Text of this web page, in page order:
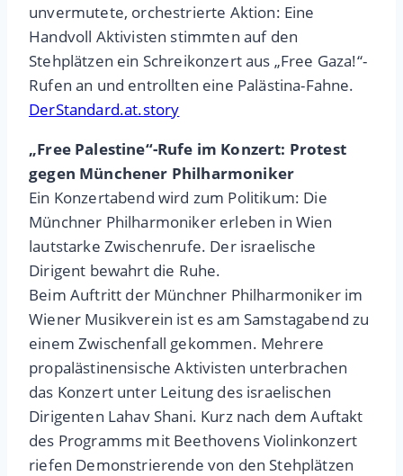
unvermutete, orchestrierte Aktion: Eine
Handvoll Aktivisten stimmten auf den
Stehplätzen ein Schreikonzert aus „Free Gaza!“-
Rufen an und entrollten eine Palästina-Fahne.
DerStandard.at.story
„Free Palestine“-Rufe im Konzert: Protest
gegen Münchener Philharmoniker
Ein Konzertabend wird zum Politikum: Die
Münchner Philharmoniker erleben in Wien
lautstarke Zwischenrufe. Der israelische
Dirigent bewahrt die Ruhe.
Beim Auftritt der Münchner Philharmoniker im
Wiener Musikverein ist es am Samstagabend zu
einem Zwischenfall gekommen. Mehrere
propalästinensische Aktivisten unterbrachen
das Konzert unter Leitung des israelischen
Dirigenten Lahav Shani. Kurz nach dem Auftakt
des Programms mit Beethovens Violinkonzert
riefen Demonstrierende von den Stehplätzen